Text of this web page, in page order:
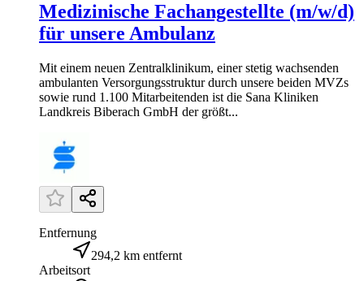
Medizinische Fachangestellte (m/w/d)
für unsere Ambulanz
Mit einem neuen Zentralklinikum, einer stetig wachsenden
ambulanten Versorgungsstruktur durch unsere beiden MVZs
sowie rund 1.100 Mitarbeitenden ist die Sana Kliniken
Landkreis Biberach GmbH der größt...
Entfernung
294,2 km entfernt
Arbeitsort